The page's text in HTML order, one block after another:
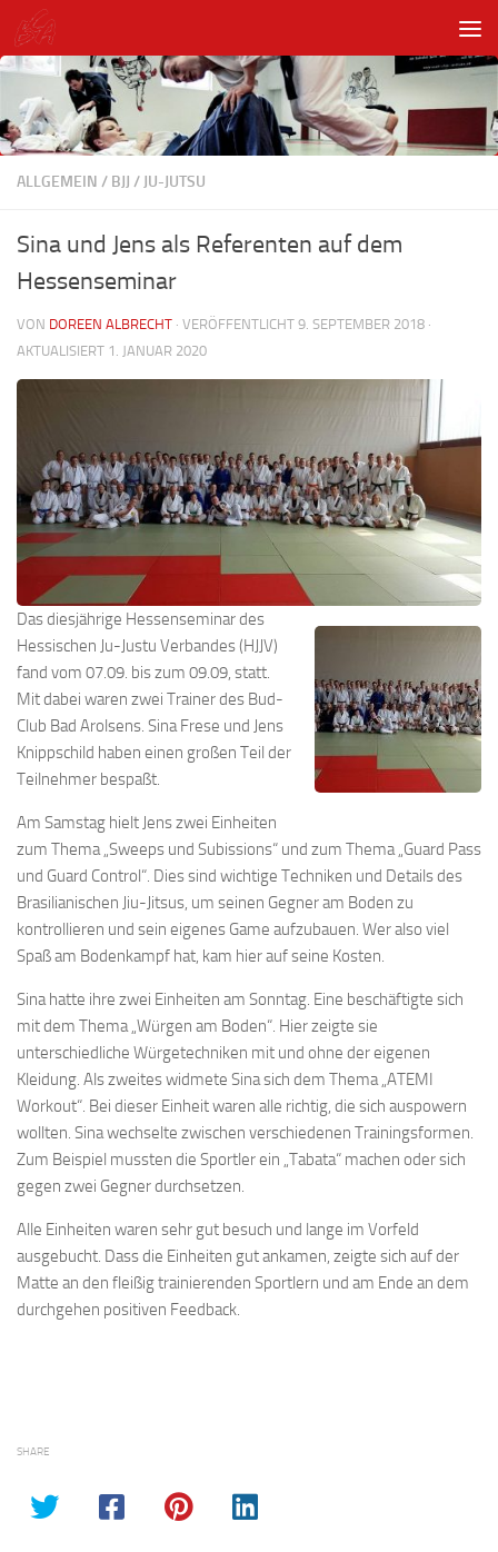
Unter dem Inhalt
ALLGEMEIN / BJJ /JU-JUTSU
Sina und Jens als Referenten auf dem
Hessenseminar
VON DOREEN ALBRECHT · VERÖFFENTLICHT 9. SEPTEMBER 2018 ·
AKTUALISIERT 1. JANUAR 2020
Das diesjährige Hessenseminar des
Hessischen Ju-Justu Verbandes (HJJV)
fand vom 07.09. bis zum 09.09, statt.
Mit dabei waren zwei Trainer des Bud-
Club Bad Arolsens. Sina Frese und Jens
Knippschild haben einen großen Teil der
Teilnehmer bespaßt.
Am Samstag hielt Jens zwei Einheiten
zum Thema „Sweeps und Subissions“ und zum Thema „Guard Pass
und Guard Control“. Dies sind wichtige Techniken und Details des
Brasilianischen Jiu-Jitsus, um seinen Gegner am Boden zu
kontrollieren und sein eigenes Game aufzubauen. Wer also viel
Spaß am Bodenkampf hat, kam hier auf seine Kosten.
Sina hatte ihre zwei Einheiten am Sonntag. Eine beschäftigte sich
mit dem Thema „Würgen am Boden“. Hier zeigte sie
unterschiedliche Würgetechniken mit und ohne der eigenen
Kleidung. Als zweites widmete Sina sich dem Thema „ATEMI
Workout“. Bei dieser Einheit waren alle richtig, die sich auspowern
wollten. Sina wechselte zwischen verschiedenen Trainingsformen.
Zum Beispiel mussten die Sportler ein „Tabata“ machen oder sich
gegen zwei Gegner durchsetzen.
Alle Einheiten waren sehr gut besuch und lange im Vorfeld
ausgebucht. Dass die Einheiten gut ankamen, zeigte sich auf der
Matte an den fleißig trainierenden Sportlern und am Ende an dem
durchgehen positiven Feedback.
SHARE